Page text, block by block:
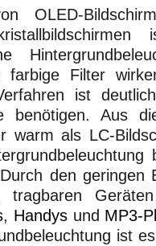
OLED-
Filter
ist
benötigen. Aus
warm als LC-
den geringen
, Handysund MP3-
ist